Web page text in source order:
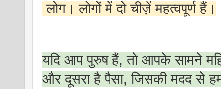
लोग। लोगों में दो चीज़ें महत्वपूर्ण हैं।
यदि आप पुरुष हैं, तो आपके सामने
और दूसरा है पैसा, जिसकी मदद से